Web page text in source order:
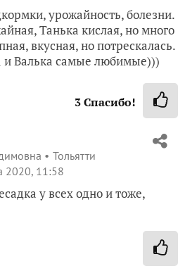
урожайность, болезни.
Танька кислая, но много
вкусная, но потрескалась.
и Валька самые любимые)))
3Спасибо!
Тольятти
2020, 11:58
у всех одно и тоже,